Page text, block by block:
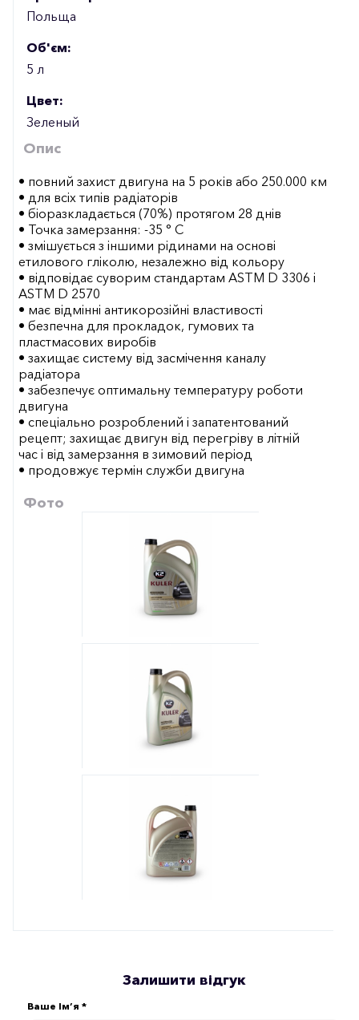
Польща
Об'єм:
5 л
Цвет:
Зеленый
Опис
• повний захист двигуна на 5 років або 250.000 км
• для всіх типів радіаторів
• біоразкладається (70%) протягом 28 днів
• Точка замерзання: -35 ° C
• змішується з іншими рідинами на основі
етилового гліколю, незалежно від кольору
• відповідає суворим стандартам ASTM D 3306 і
ASTM D 2570
• має відмінні антикорозійні властивості
• безпечна для прокладок, гумових та
пластмасових виробів
• захищає систему від засмічення каналу
радіатора
• забезпечує оптимальну температуру роботи
двигуна
• спеціально розроблений і запатентований
рецепт; захищає двигун від перегріву в літній
час і від замерзання в зимовий період
• продовжує термін служби двигуна
Фото
Залишити відгук
Ваше Ім’я *